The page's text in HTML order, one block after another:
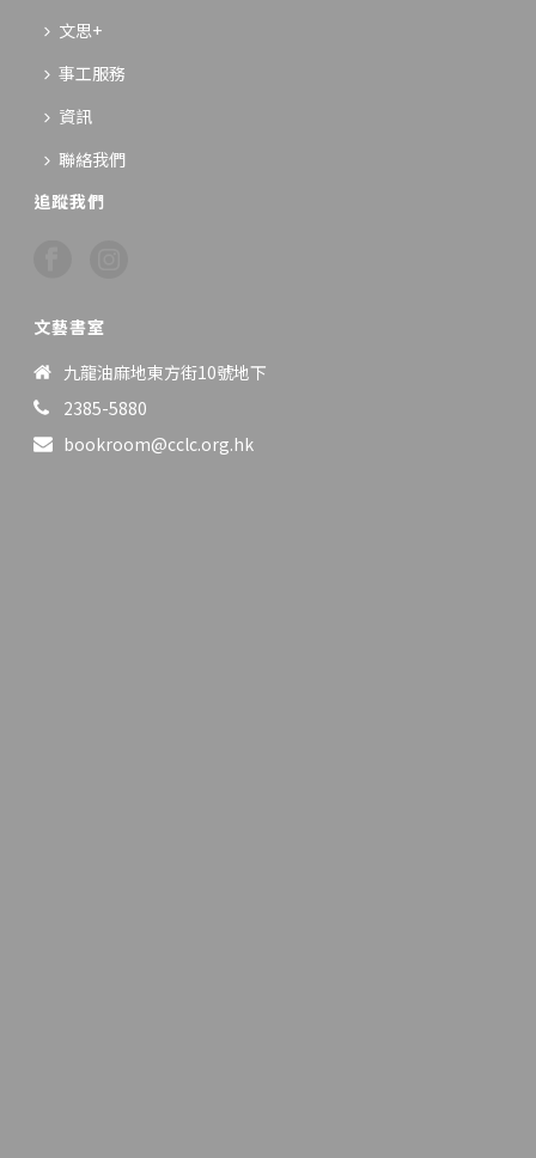
文思+
事工服務
資訊
聯絡我們
追蹤我們
文藝書室
九龍油麻地東方街10號地下
2385-5880
bookroom@cclc.org.hk